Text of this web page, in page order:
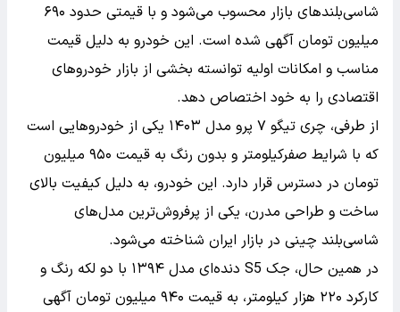
شاسی‌بلندهای بازار محسوب می‌شود و با قیمتی حدود ۶۹۰
میلیون تومان آگهی شده است. این خودرو به دلیل قیمت
مناسب و امکانات اولیه توانسته بخشی از بازار خودروهای
اقتصادی را به خود اختصاص دهد.
از طرفی، چری تیگو ۷ پرو مدل ۱۴۰۳ یکی از خودروهایی است
که با شرایط صفرکیلومتر و بدون رنگ به قیمت ۹۵۰ میلیون
تومان در دسترس قرار دارد. این خودرو، به دلیل کیفیت بالای
ساخت و طراحی مدرن، یکی از پرفروش‌ترین مدل‌های
شاسی‌بلند چینی در بازار ایران شناخته می‌شود.
در همین حال، جک S5 دنده‌ای مدل ۱۳۹۴ با دو لکه رنگ و
کارکرد ۲۲۰ هزار کیلومتر، به قیمت ۹۴۰ میلیون تومان آگهی